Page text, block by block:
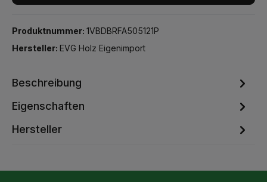
Produktnummer: 1VBDBRFA505121P
Hersteller: EVG Holz Eigenimport
Beschreibung
Eigenschaften
Hersteller